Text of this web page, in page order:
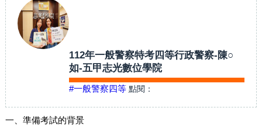
112年一般警察特考四等行政警察-陳○
如-五甲志光數位學院
#一般警察四等 點閱：
一、準備考試的背景